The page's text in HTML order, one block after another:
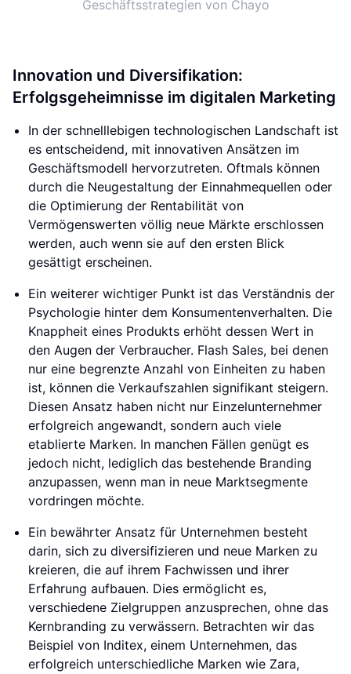
Geschäftsstrategien von Chayo
Innovation und Diversifikation:
Erfolgsgeheimnisse im digitalen Marketing
In der schnelllebigen technologischen Landschaft ist
es entscheidend, mit innovativen Ansätzen im
Geschäftsmodell hervorzutreten. Oftmals können
durch die Neugestaltung der Einnahmequellen oder
die Optimierung der Rentabilität von
Vermögenswerten völlig neue Märkte erschlossen
werden, auch wenn sie auf den ersten Blick
gesättigt erscheinen.
Ein weiterer wichtiger Punkt ist das Verständnis der
Psychologie hinter dem Konsumentenverhalten. Die
Knappheit eines Produkts erhöht dessen Wert in
den Augen der Verbraucher. Flash Sales, bei denen
nur eine begrenzte Anzahl von Einheiten zu haben
ist, können die Verkaufszahlen signifikant steigern.
Diesen Ansatz haben nicht nur Einzelunternehmer
erfolgreich angewandt, sondern auch viele
etablierte Marken. In manchen Fällen genügt es
jedoch nicht, lediglich das bestehende Branding
anzupassen, wenn man in neue Marktsegmente
vordringen möchte.
Ein bewährter Ansatz für Unternehmen besteht
darin, sich zu diversifizieren und neue Marken zu
kreieren, die auf ihrem Fachwissen und ihrer
Erfahrung aufbauen. Dies ermöglicht es,
verschiedene Zielgruppen anzusprechen, ohne das
Kernbranding zu verwässern. Betrachten wir das
Beispiel von Inditex, einem Unternehmen, das
erfolgreich unterschiedliche Marken wie Zara,